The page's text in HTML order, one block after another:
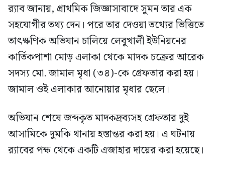
র‍্যাব জানায়, প্রাথমিক জিজ্ঞাসাবাদে সুমন তার এক
সহযোগীর তথ্য দেন। পরে তার দেওয়া তথ্যের ভিত্তিতে
তাৎক্ষণিক অভিযান চালিয়ে লেবুখালী ইউনিয়নের
কার্তিকপাশা মোড় এলাকা থেকে মাদক চক্রের আরেক
সদস্য মো. জামাল মৃধা (৩৪)-কে গ্রেফতার করা হয়।
জামাল ওই এলাকার আনোয়ার মৃধার ছেলে।
অভিযান শেষে জব্দকৃত মাদকদ্রব্যসহ গ্রেফতার দুই
আসামিকে দুমকি থানায় হস্তান্তর করা হয়। এ ঘটনায়
র‍্যাবের পক্ষ থেকে একটি এজাহার দায়ের করা হয়েছে।